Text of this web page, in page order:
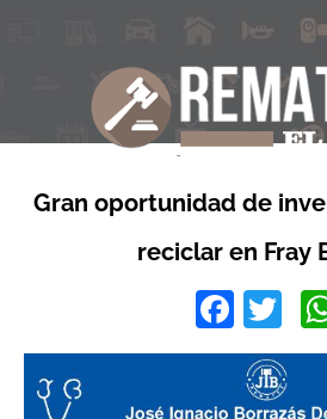
Gran oportunidad de
reciclar en Fray